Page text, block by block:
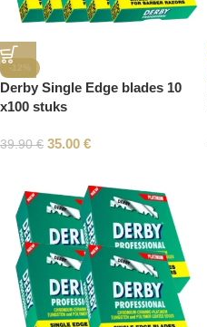
-12%
Derby Single Edge blades 10
x100 stuks
39.90€ 35.00 €